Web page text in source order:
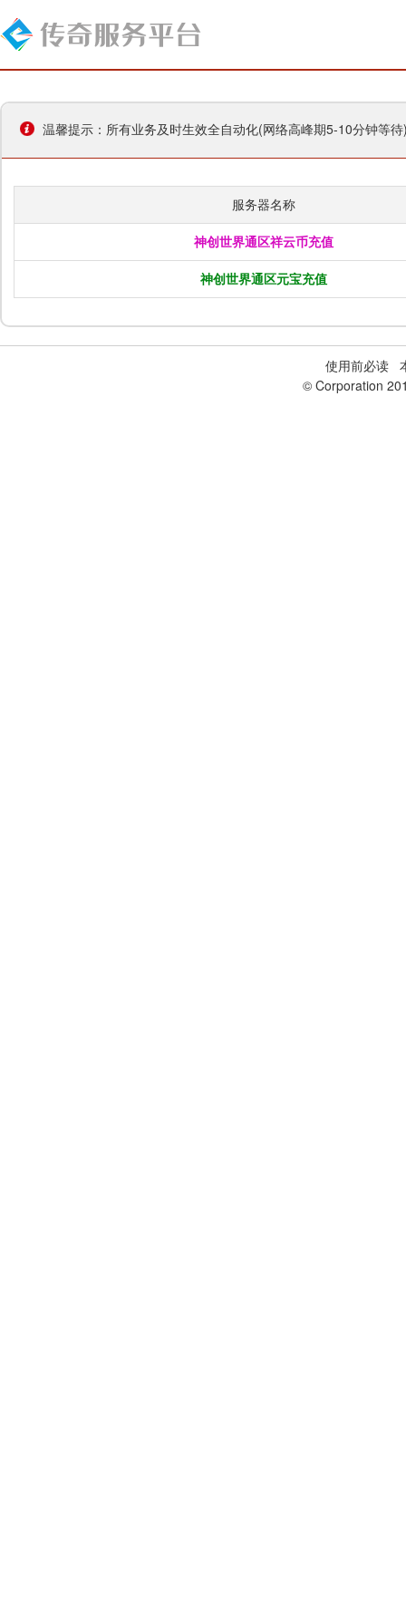
温馨提示：所有业务及时生效全自动化(网络高峰期5-10分钟等
服务器名称
神创世界通区祥云币充值
神创世界通区元宝充值
使用前必读
© Corporation